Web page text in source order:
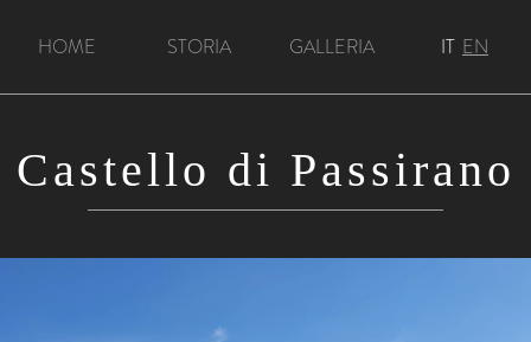
HOME STORIA GALLERIA IT EN
Castello di Passirano